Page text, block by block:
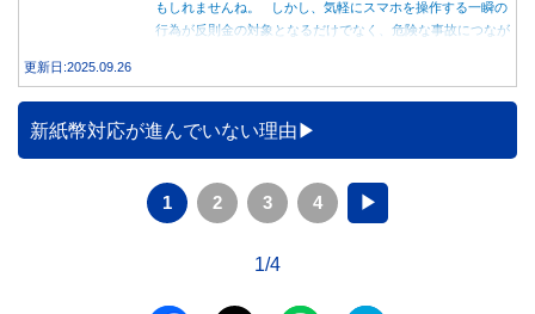
もしれませんね。 しかし、気軽にスマホを操作する一瞬の
行為が反則金の対象となるだけでなく、危険な事故につなが
更新日:2025.09.26
新紙幣対応が進んでいない理由
1 2 3 4 ▶
1/4